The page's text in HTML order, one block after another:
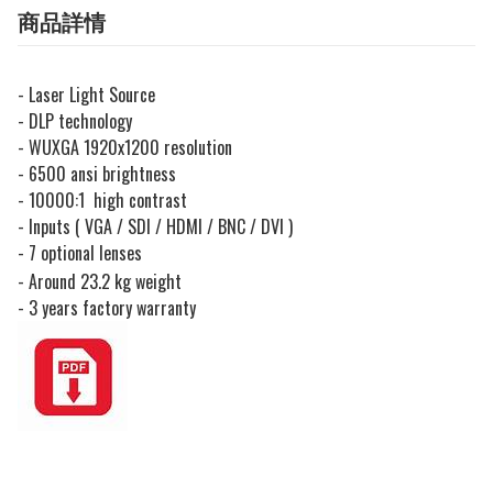
商品詳情
- Laser Light Source
- DLP technology
- WUXGA 1920x1200 resolution
- 6500 ansi brightness
- 10000:1 high contrast
- Inputs ( VGA / SDI / HDMI / BNC / DVI )
- 7 optional lenses
- Around 23.2 kg weight
- 3 years factory warranty